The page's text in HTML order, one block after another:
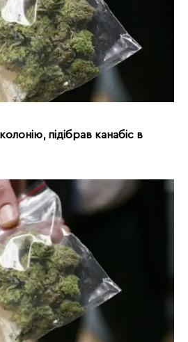
підібрав канабіс в